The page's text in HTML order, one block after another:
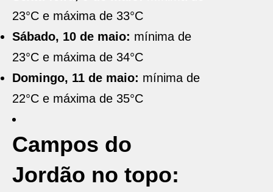
23°C e máxima de 33°C
Sábado, 10 de maio: mínima de
23°C e máxima de 34°C
Domingo, 11 de maio: mínima de
22°C e máxima de 35°C
Campos do
Jordão no topo: